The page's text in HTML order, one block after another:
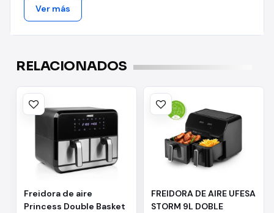
Pies antideslizantes.
Ver más
RELACIONADOS
Freidora de aire
Princess Double Basket
FREIDORA DE AIRE UFESA
STORM 9L DOBLE